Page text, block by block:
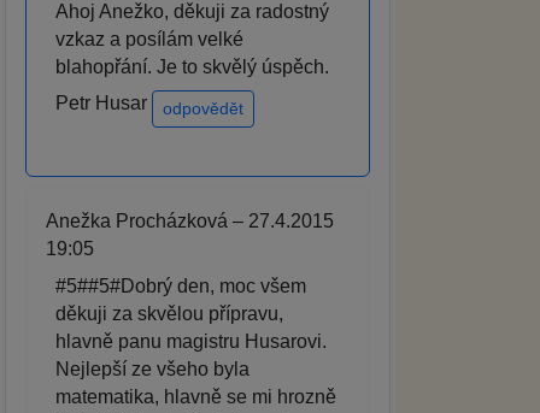
Ahoj Anežko, děkuji za radostný
vzkaz a posílám velké
blahopřání. Je to skvělý úspěch.
Petr Husar
odpovědět
Anežka Procházková – 27.4.2015
19:05
#5##5#Dobrý den, moc všem
děkuji za skvělou přípravu,
hlavně panu magistru Husarovi.
Nejlepší ze všeho byla
matematika, hlavně se mi hrozně